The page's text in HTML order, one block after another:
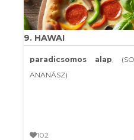
9. HAWAI
paradicsomos alap,
ANANÁSZ)
102